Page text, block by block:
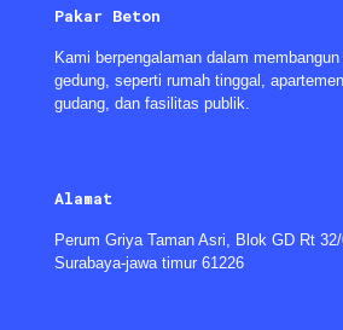
Pakar Beton
Kami berpengalaman dalam
gedung, seperti rumah tinggal,
gudang, dan fasilitas publik.
Alamat
Perum Griya Taman Asri, Blok GD Rt
Surabaya-jawa timur 61226